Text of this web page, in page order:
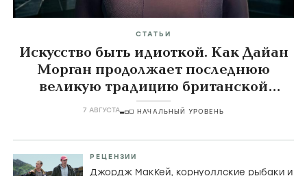
СТАТЬИ
Искусство быть идиоткой. Как Дайан
Морган продолжает последнюю
великую традицию британской
комедии
7 АВГУСТА НАЧАЛЬНЫЙ УРОВЕНЬ
РЕЦЕНЗИИ
Джордж МакКей, корнуоллские рыбаки и